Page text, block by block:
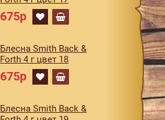
675р
Блесна Smith Back &
Forth 4 г цвет 18
675р
Блесна Smith Back &